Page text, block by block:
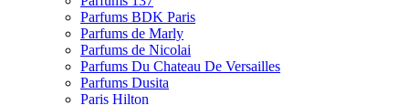
Parfums BDK Paris
Parfums de Marly
Parfums de Nicolai
Parfums Du Chateau De Versailles
Parfums Dusita
Paris Hilton